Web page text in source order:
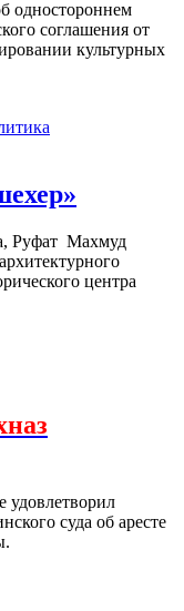
одностороннем
соглашения от
культурных
Руфат Махмуд
центра
удовлетворил
суда об аресте